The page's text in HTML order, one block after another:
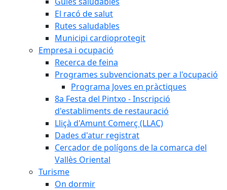
El racó de salut
Rutes saludables
Municipi cardioprotegit
Empresa i ocupació
Recerca de feina
Programes subvencionats per a l'ocupació
Programa Joves en pràctiques
8a Festa del Pintxo - Inscripció
d'establiments de restauració
Lliçà d'Amunt Comerç (LLAC)
Dades d'atur registrat
Cercador de polígons de la comarca del
Vallès Oriental
Turisme
On dormir